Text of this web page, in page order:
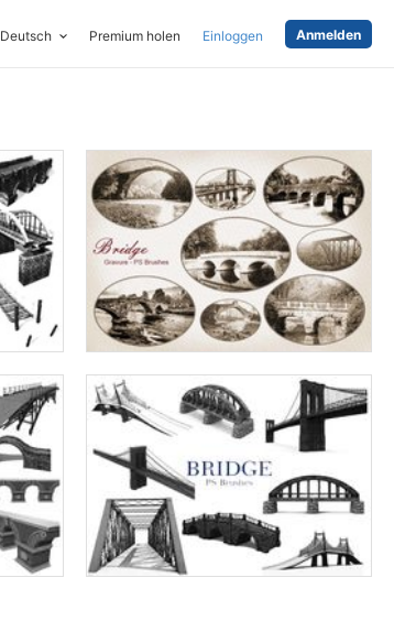
Deutsch Premium holen Einloggen Anmelden